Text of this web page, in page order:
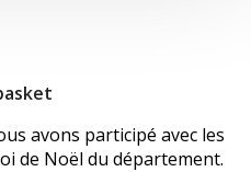
avons participé avec les
de Noël du département.